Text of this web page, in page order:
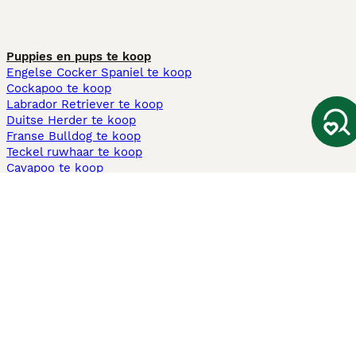
Puppies en pups te koop
Engelse Cocker Spaniel te koop
Cockapoo te koop
Labrador Retriever te koop
Duitse Herder te koop
Franse Bulldog te koop
Teckel ruwhaar te koop
Cavapoo te koop